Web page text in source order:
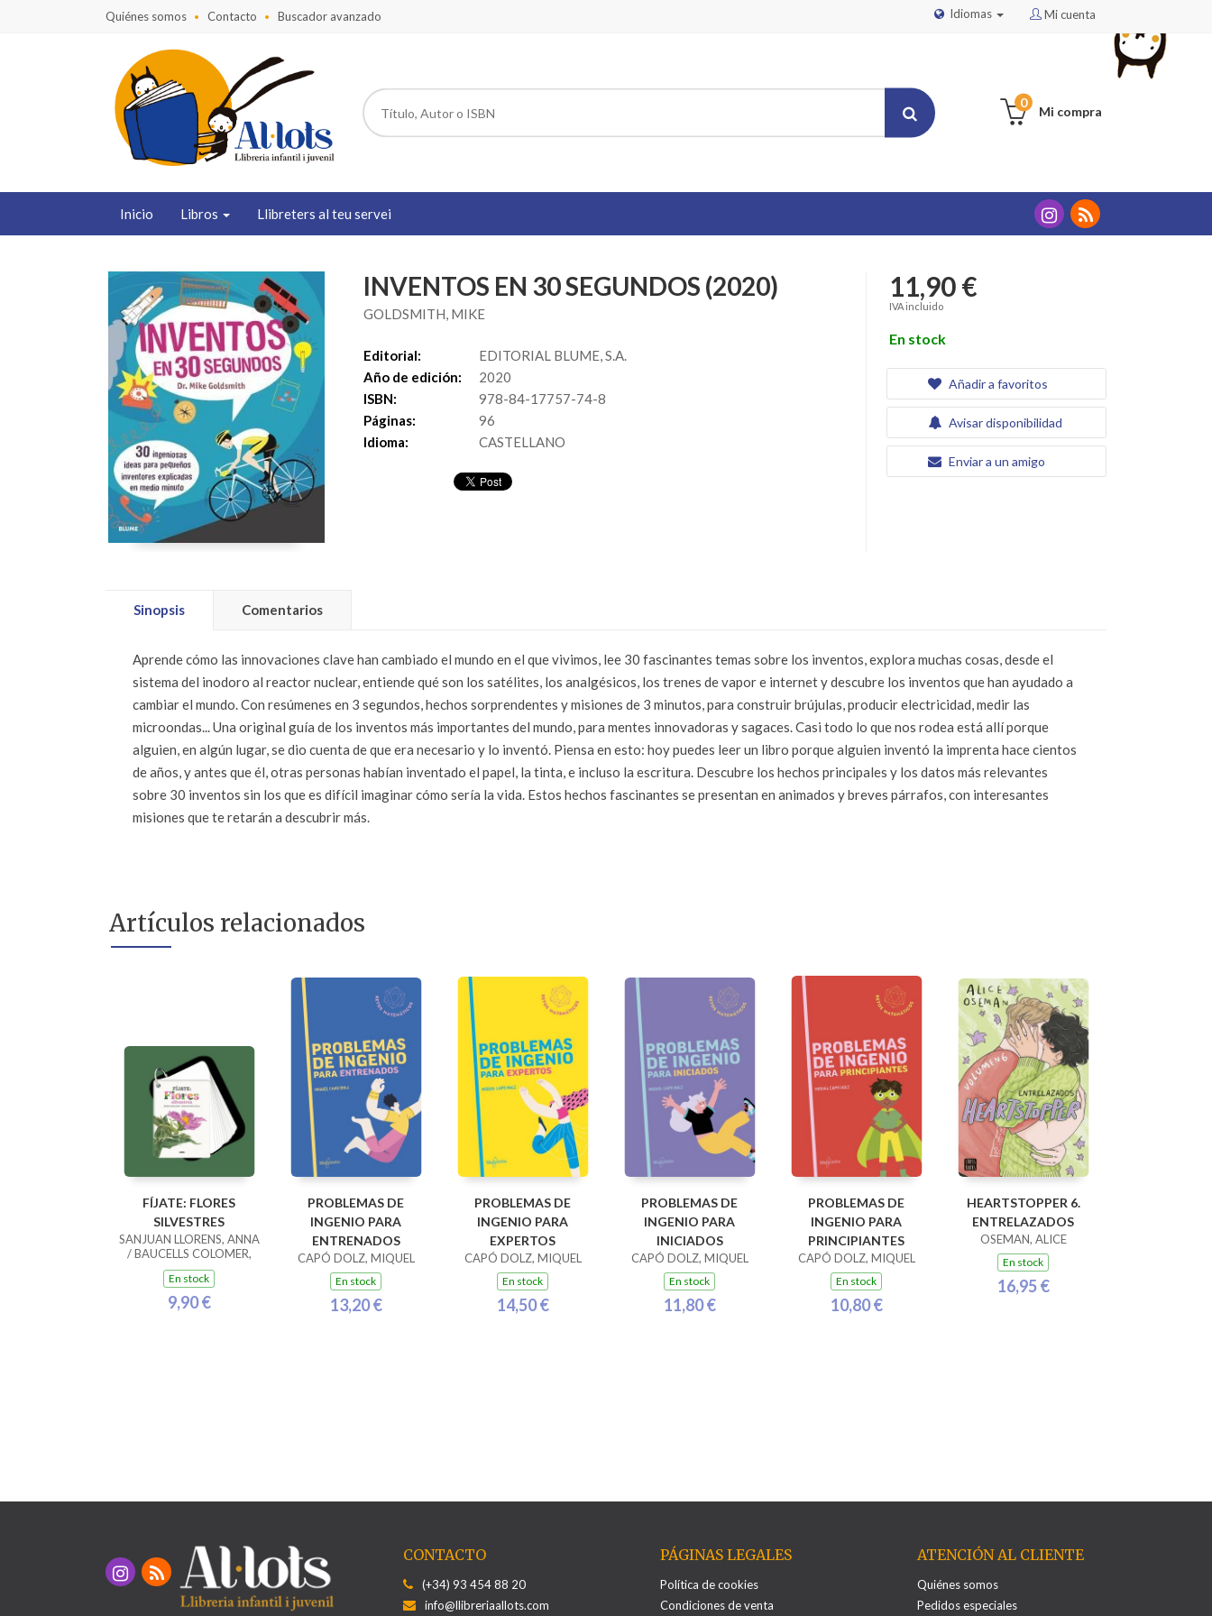
Mi cuenta
Idiomas
Quiénes somos Contacto Buscador avanzado
Mi compra
0
Inicio Libros Llibreters al teu servei
INVENTOS EN 30 SEGUNDOS (2020)
GOLDSMITH, MIKE
Editorial:
EDITORIAL BLUME, S.A.
Año de edición:
2020
ISBN:
978-84-17757-74-8
Páginas:
96
Idioma:
CASTELLANO
11,90 €
IVA incluido
En stock
Añadir a favoritos
Avisar disponibilidad
Enviar a un amigo
Sinopsis Comentarios
Aprende cómo las innovaciones clave han cambiado el mundo en el que vivimos, lee 30 fascinantes temas sobre los inventos, explora muchas cosas, desde el
sistema del inodoro al reactor nuclear, entiende qué son los satélites, los analgésicos, los trenes de vapor e internet y descubre los inventos que han ayudado a
cambiar el mundo. Con resúmenes en 3 segundos, hechos sorprendentes y misiones de 3 minutos, para construir brújulas, producir electricidad, medir las
microondas... Una original guía de los inventos más importantes del mundo, para mentes innovadoras y sagaces. Casi todo lo que nos rodea está allí porque
alguien, en algún lugar, se dio cuenta de que era necesario y lo inventó. Piensa en esto: hoy puedes leer un libro porque alguien inventó la imprenta hace cientos
de años, y antes que él, otras personas habían inventado el papel, la tinta, e incluso la escritura. Descubre los hechos principales y los datos más relevantes
sobre 30 inventos sin los que es difícil imaginar cómo sería la vida. Estos hechos fascinantes se presentan en animados y breves párrafos, con interesantes
misiones que te retarán a descubrir más.
Artículos relacionados
FÍJATE: FLORES
SILVESTRES
SANJUAN LLORENS, ANNA
/ BAUCELLS COLOMER,
RAMON
En stock
9,90 €
PROBLEMAS DE
INGENIO PARA
ENTRENADOS
CAPÓ DOLZ, MIQUEL
En stock
13,20 €
PROBLEMAS DE
INGENIO PARA
EXPERTOS
CAPÓ DOLZ, MIQUEL
En stock
14,50 €
PROBLEMAS DE
INGENIO PARA
INICIADOS
CAPÓ DOLZ, MIQUEL
En stock
11,80 €
PROBLEMAS DE
INGENIO PARA
PRINCIPIANTES
CAPÓ DOLZ, MIQUEL
En stock
10,80 €
HEARTSTOPPER 6.
ENTRELAZADOS
OSEMAN, ALICE
En stock
16,95 €
CONTACTO
(+34) 93 454 88 20
info@llibreriaallots.com
PÁGINAS LEGALES
Política de cookies
Condiciones de venta
ATENCIÓN AL CLIENTE
Quiénes somos
Pedidos especiales